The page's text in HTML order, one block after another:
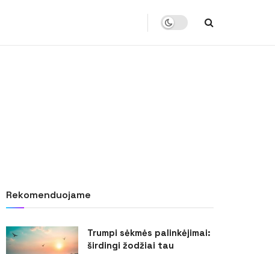
Rekomenduojame
Trumpi sėkmės palinkėjimai:
širdingi žodžiai tau